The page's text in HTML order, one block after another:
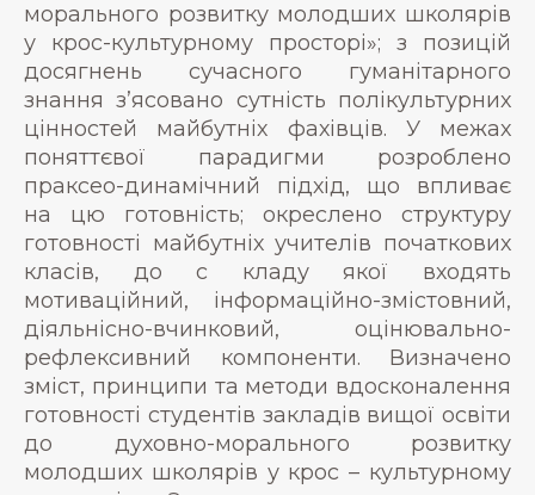
морального розвитку молодших школярів
у крос-культурному просторі»; з позицій
досягнень сучасного гуманітарного
знання з’ясовано сутність полікультурних
цінностей майбутніх фахівців. У межах
поняттєвої парадигми розроблено
праксео-динамічний підхід, що впливає
на цю готовність; окреслено структуру
готовності майбутніх учителів початкових
класів, до с кладу якої входять
мотиваційний, інформаційно-змістовний,
діяльнісно-вчинковий, оцінювально-
рефлексивний компоненти. Визначено
зміст, принципи та методи вдосконалення
готовності студентів закладів вищої освіти
до духовно-морального розвитку
молодших школярів у крос – культурному